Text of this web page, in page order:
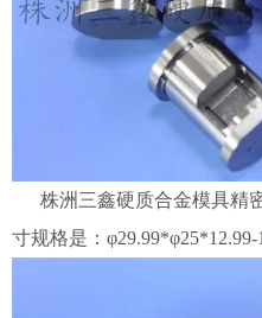
株洲三鑫硬质合金模具精
寸规格是：φ29.99*φ25*12.99-